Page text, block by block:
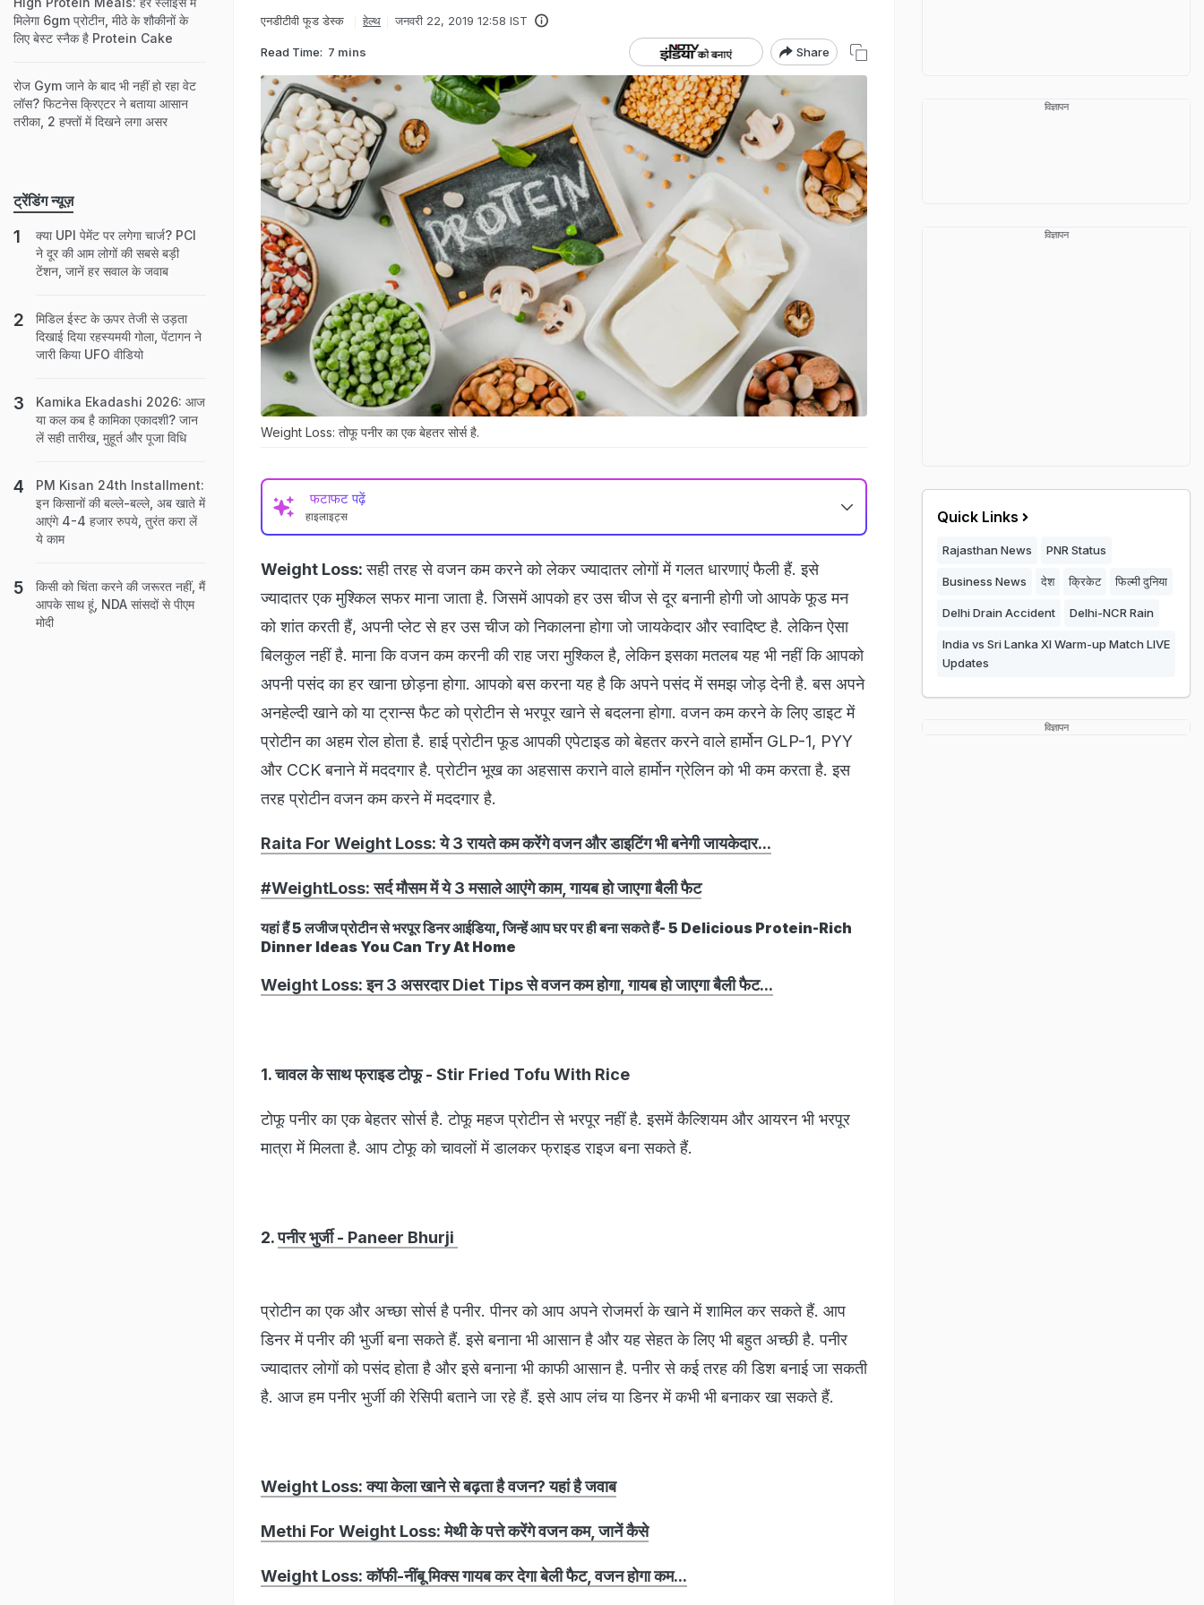
एनडीटीवी फूड डेस्क हेल्‍थ जनवरी 22, 2019 12:58 IST
Read Time: 7 mins Share
Weight Loss: तोफू पनीर का एक बेहतर सोर्स है.
फटाफट पढ़ें
हाइलाइट्स
Weight Loss:सही तरह से वजन कम करने को लेकर ज्यादातर लोगों में गलत धारणाएं फैली हैं. इसे
ज्यादातर एक मुश्किल सफर माना जाता है. जिसमें आपको हर उस चीज से दूर बनानी होगी जो आपके फूड मन
को शांत करती हैं, अपनी प्लेट से हर उस चीज को निकालना होगा जो जायकेदार और स्वादिष्ट है. लेकिन ऐसा
बिलकुल नहीं है. माना कि वजन कम करनी की राह जरा मुश्किल है, लेकिन इसका मतलब यह भी नहीं कि आपको
अपनी पसंद का हर खाना छोड़ना होगा. आपको बस करना यह है कि अपने पसंद में समझ जोड़ देनी है. बस अपने
अनहेल्दी खाने को या ट्रान्स फैट को प्रोटीन से भरपूर खाने से बदलना होगा. वजन कम करने के लिए डाइट में
प्रोटीन का अहम रोल होता है. हाई प्रोटीन फूड आपकी एपेटाइड को बेहतर करने वाले हार्मोन GLP-1, PYY
और CCK बनाने में मददगार है. प्रोटीन भूख का अहसास कराने वाले हार्मोन ग्रेलिन को भी कम करता है. इस
तरह प्रोटीन वजन कम करने में मददगार है.
Raita For Weight Loss: ये 3 रायते कम करेंगे वजन और डाइटिंग भी बनेगी जायकेदार...
#WeightLoss: सर्द मौसम में ये 3 मसाले आएंगे काम, गायब हो जाएगा बैली फैट
यहां हैं 5 लजीज प्रोटीन से भरपूर डिनर आईडिया, जिन्हें आप घर पर ही बना सकते हैं- 5 Delicious Protein-Rich
Dinner Ideas You Can Try At Home
Weight Loss: इन 3 असरदार Diet Tips से वजन कम होगा, गायब हो जाएगा बैली फैट...
1. चावल के साथ फ्राइड टोफू - Stir Fried Tofu With Rice
टोफू पनीर का एक बेहतर सोर्स है. टोफू महज प्रोटीन से भरपूर नहीं है. इसमें कैल्शियम और आयरन भी भरपूर
मात्रा में मिलता है. आप टोफू को चावलों में डालकर फ्राइड राइज बना सकते हैं.
2.पनीर भुर्जी - Paneer Bhurji
प्रोटीन का एक और अच्छा सोर्स है पनीर. पीनर को आप अपने रोजमर्रा के खाने में शामिल कर सकते हैं. आप
डिनर में पनीर की भुर्जी बना सकते हैं. इसे बनाना भी आसान है और यह सेहत के लिए भी बहुत अच्छी है. पनीर
ज्यादातर लोगों को पसंद होता है और इसे बनाना भी काफी आसान है. पनीर से कई तरह की डिश बनाई जा सकती
है. आज हम पनीर भुर्जी की रेसिपी बताने जा रहे हैं. इसे आप लंच या डिनर में कभी भी बनाकर खा सकते हैं.
Weight Loss: क्या केला खाने से बढ़ता है वजन? यहां है जवाब
Methi For Weight Loss: मेथी के पत्ते करेंगे वजन कम, जानें कैसे
Weight Loss: कॉफी-नींबू मिक्स गायब कर देगा बेली फैट, वजन होगा कम...
मिलेगा 6gm प्रोटीन, मीठे के शौकीनों के
लिए बेस्ट स्नैक है Protein Cake
रोज Gym जाने के बाद भी नहीं हो रहा वेट
लॉस? फिटनेस क्रिएटर ने बताया आसान
तरीका, 2 हफ्तों में दिखने लगा असर
ट्रेंडिंग न्यूज़
क्या UPI पेमेंट पर लगेगा चार्ज? PCI
ने दूर की आम लोगों की सबसे बड़ी
टेंशन, जानें हर सवाल के जवाब
मिडिल ईस्ट के ऊपर तेजी से उड़ता
दिखाई दिया रहस्यमयी गोला, पेंटागन ने
जारी किया UFO वीडियो
Kamika Ekadashi 2026: आज
या कल कब है कामिका एकादशी? जान
लें सही तारीख, मुहूर्त और पूजा विधि
PM Kisan 24th Installment:
इन किसानों की बल्ले-बल्ले, अब खाते में
आएंगे 4-4 हजार रुपये, तुरंत करा लें
ये काम
किसी को चिंता करने की जरूरत नहीं, मैं
आपके साथ हूं, NDA सांसदों से पीएम
मोदी
विज्ञापन
विज्ञापन
Quick Links
Rajasthan News PNR Status
Business News देश क्रिकेट फिल्मी दुनिया
Delhi Drain Accident Delhi-NCR Rain
India vs Sri Lanka XI Warm-up Match LIVE
Updates
विज्ञापन